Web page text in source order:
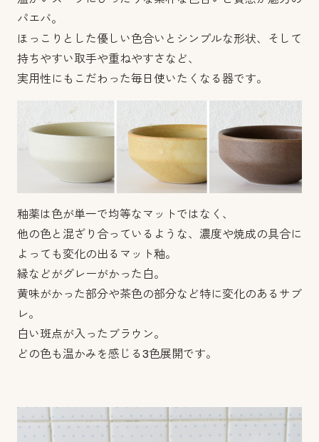
パエバ。
ほっこりとした優しい色合いとシンプルな形状、そして
持ちやすい取手や重ねやすさなど、
実用性にもこだわった毎日使いたくなる器です。
釉薬は色が単一で均等なマットではなく、
他の色と混ざり合っているような、濃度や焼成の具合に
よっても変化の出るマット釉。
縁などがグレーがかった白。
黄味がかった部分や茶色の部分など特に変化のあるサブ
レ。
白い斑点が入ったブラウン。
どの色も温かみを感じる3色展開です。